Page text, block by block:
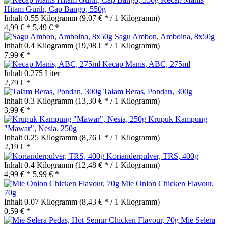
Hitam Gurih, Cap Bango, 550g
Inhalt 0.55 Kilogramm (9,07 € * / 1 Kilogramm)
4,99 € * 5,49 € *
Sagu Ambon, Amboina, 8x50g
Inhalt 0.4 Kilogramm (19,98 € * / 1 Kilogramm)
7,99 € *
Kecap Manis, ABC, 275ml
Inhalt 0.275 Liter
2,79 € *
Talam Beras, Pondan, 300g
Inhalt 0.3 Kilogramm (13,30 € * / 1 Kilogramm)
3,99 € *
Krupuk Kampung
"Mawar", Nesia, 250g
Inhalt 0.25 Kilogramm (8,76 € * / 1 Kilogramm)
2,19 € *
Korianderpulver, TRS, 400g
Inhalt 0.4 Kilogramm (12,48 € * / 1 Kilogramm)
4,99 € * 5,99 € *
Mie Onion Chicken Flavour,
70g
Inhalt 0.07 Kilogramm (8,43 € * / 1 Kilogramm)
0,59 € *
Mie Selera